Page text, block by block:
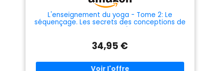
L'enseignement du yoga - Tome 2: Le
séquençage. Les secrets des conceptions de
cours pas commes les autres
34,95 €